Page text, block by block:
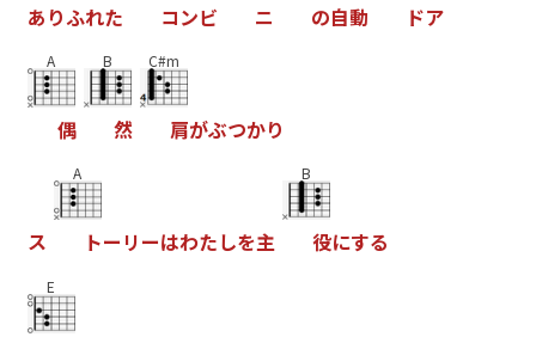
あ りふれた コンビ ニ の自動 ドア
A
偶
B
然
C#m
肩がぶつかり
ス
A
トー リーはわたしを主
B
役にする
E